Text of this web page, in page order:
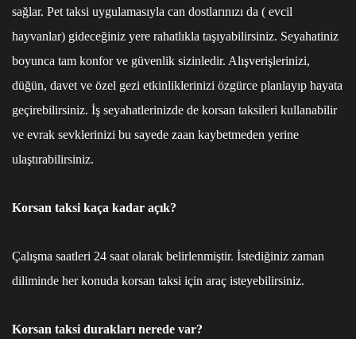
sağlar. Pet taksi uygulamasıyla can dostlarınızı da ( evcil
hayvanlar) gideceğiniz yere rahatlıkla taşıyabilirsiniz. Seyahatiniz
boyunca tam konfor ve güvenlik sizinledir. Alışverişlerinizi,
düğün, davet ve özel gezi etkinliklerinizi özgürce planlayıp hayata
geçirebilirsiniz. İş seyahatlerinizde de korsan taksileri kullanabilir
ve evrak sevklerinizi bu sayede zaan kaybetmeden yerine
ulaştırabilirsiniz.
Korsan taksi kaça kadar açık?
Çalışma saatleri 24 saat olarak belirlenmiştir. İstediğiniz zaman
diliminde her konuda korsan taksi için araç isteyebilirsiniz.
Korsan taksi durakları nerede var?